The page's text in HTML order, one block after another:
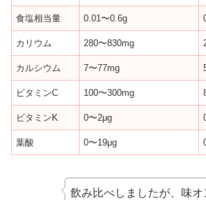
食塩相当量 0.01〜0.6g
カリウム 280〜830mg
カルシウム 7〜77mg
ビタミンC 100〜300mg
ビタミンK 0〜2μg
葉酸 0〜19μg
飲み比べしましたが、味